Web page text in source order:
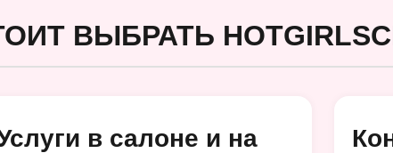
ВЫБРАТЬ
в салоне и на